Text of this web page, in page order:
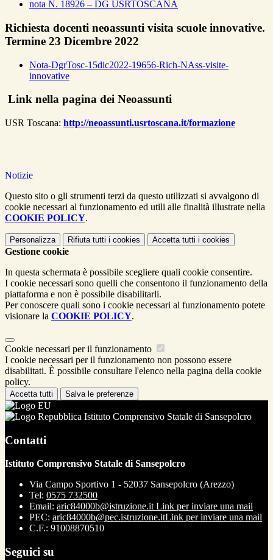
nota N. 18926 – DG USRTOSCANA
Richiesta docenti neoassunti visita scuole innovative.
Termine 23 Dicembre 2022
Nota-DgrTosc-15dic2022-19656-Rich-NAss-visite-
innovative
Link nella pagina dei Neoassunti
USR Toscana: http://neoassunti.usrtoscana.it/formazione
Notizie
Questo sito o gli strumenti terzi da questo utilizzati si avvalgono di
cookie necessari al funzionamento ed utili alle finalità illustrate nella
COOKIE POLICY.
Personalizza Rifiuta tutti i cookies Accetta tutti i cookies
Gestione cookie
In questa schermata è possibile scegliere quali cookie consentire.
I cookie necessari sono quelli che consentono il funzionamento della
piattaforma e non è possibile disabilitarli.
Per conoscere quali sono i cookie necessari al funzionamento potete
visionare la COOKIE POLICY.
Cookie necessari per il funzionamento
I cookie necessari per il funzionamento non possono essere
disabilitati. È possibile consultare l'elenco nella pagina della cookie
policy.
Accetta tutti Salva le preferenze
Istituto Comprensivo Statale di Sansepolcro
Contatti
Istituto Comprensivo Statale di Sansepolcro
Via Campo Sportivo 1 - 52037 Sansepolcro (Arezzo)
Tel: 0575 732500
Email: aric84000b@istruzione.it Link per inviare una mail
PEC: aric84000b@pec.istruzione.itLink per inviare una mail
C.F.: 91008870510
Seguici su